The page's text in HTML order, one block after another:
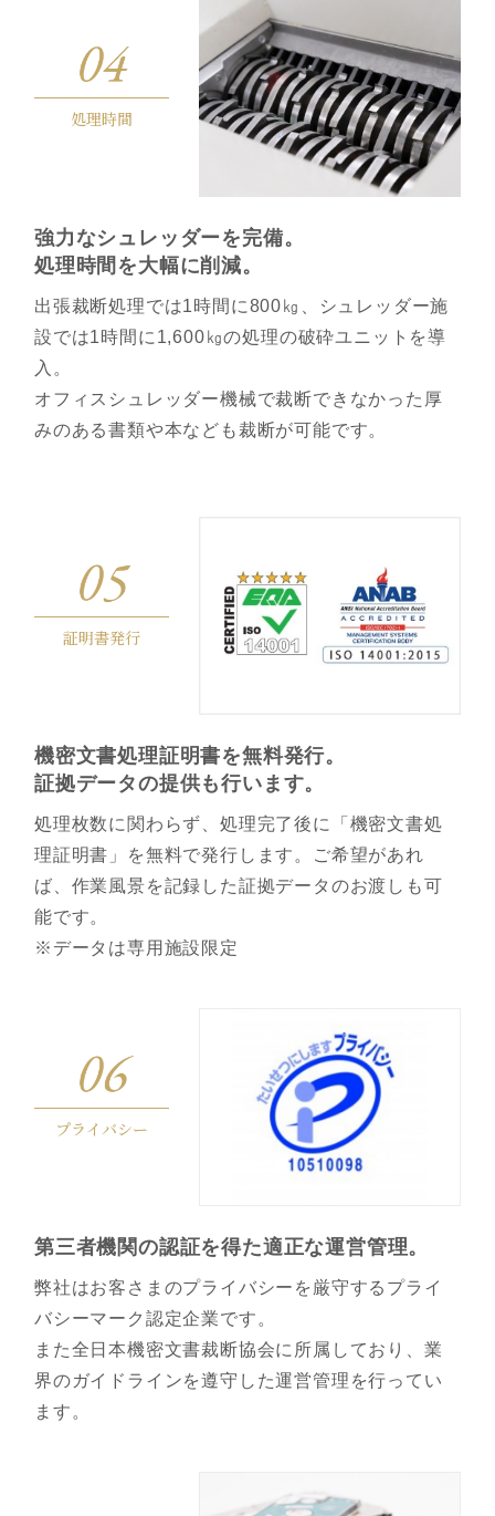
処理時間
強⼒なシュレッダーを完備。
処理時間を⼤幅に削減。
出張裁断処理では1時間に800㎏、シュレッダー施
設では1時間に1,600㎏の処理の破砕ユニットを導
入。
オフィスシュレッダー機械で裁断できなかった厚
みのある書類や本なども裁断が可能です。
証明書発行
機密⽂書処理証明書を無料発⾏。
証拠データの提供も⾏います。
処理枚数に関わらず、処理完了後に「機密文書処
理証明書」を無料で発行します。ご希望があれ
ば、作業風景を記録した証拠データのお渡しも可
能です。
※データは専用施設限定
プライバシー
第三者機関の認証を得た適正な運営管理。
弊社はお客さまのプライバシーを厳守するプライ
バシーマーク認定企業です。
また全日本機密文書裁断協会に所属しており、業
界のガイドラインを遵守した運営管理を行ってい
ます。